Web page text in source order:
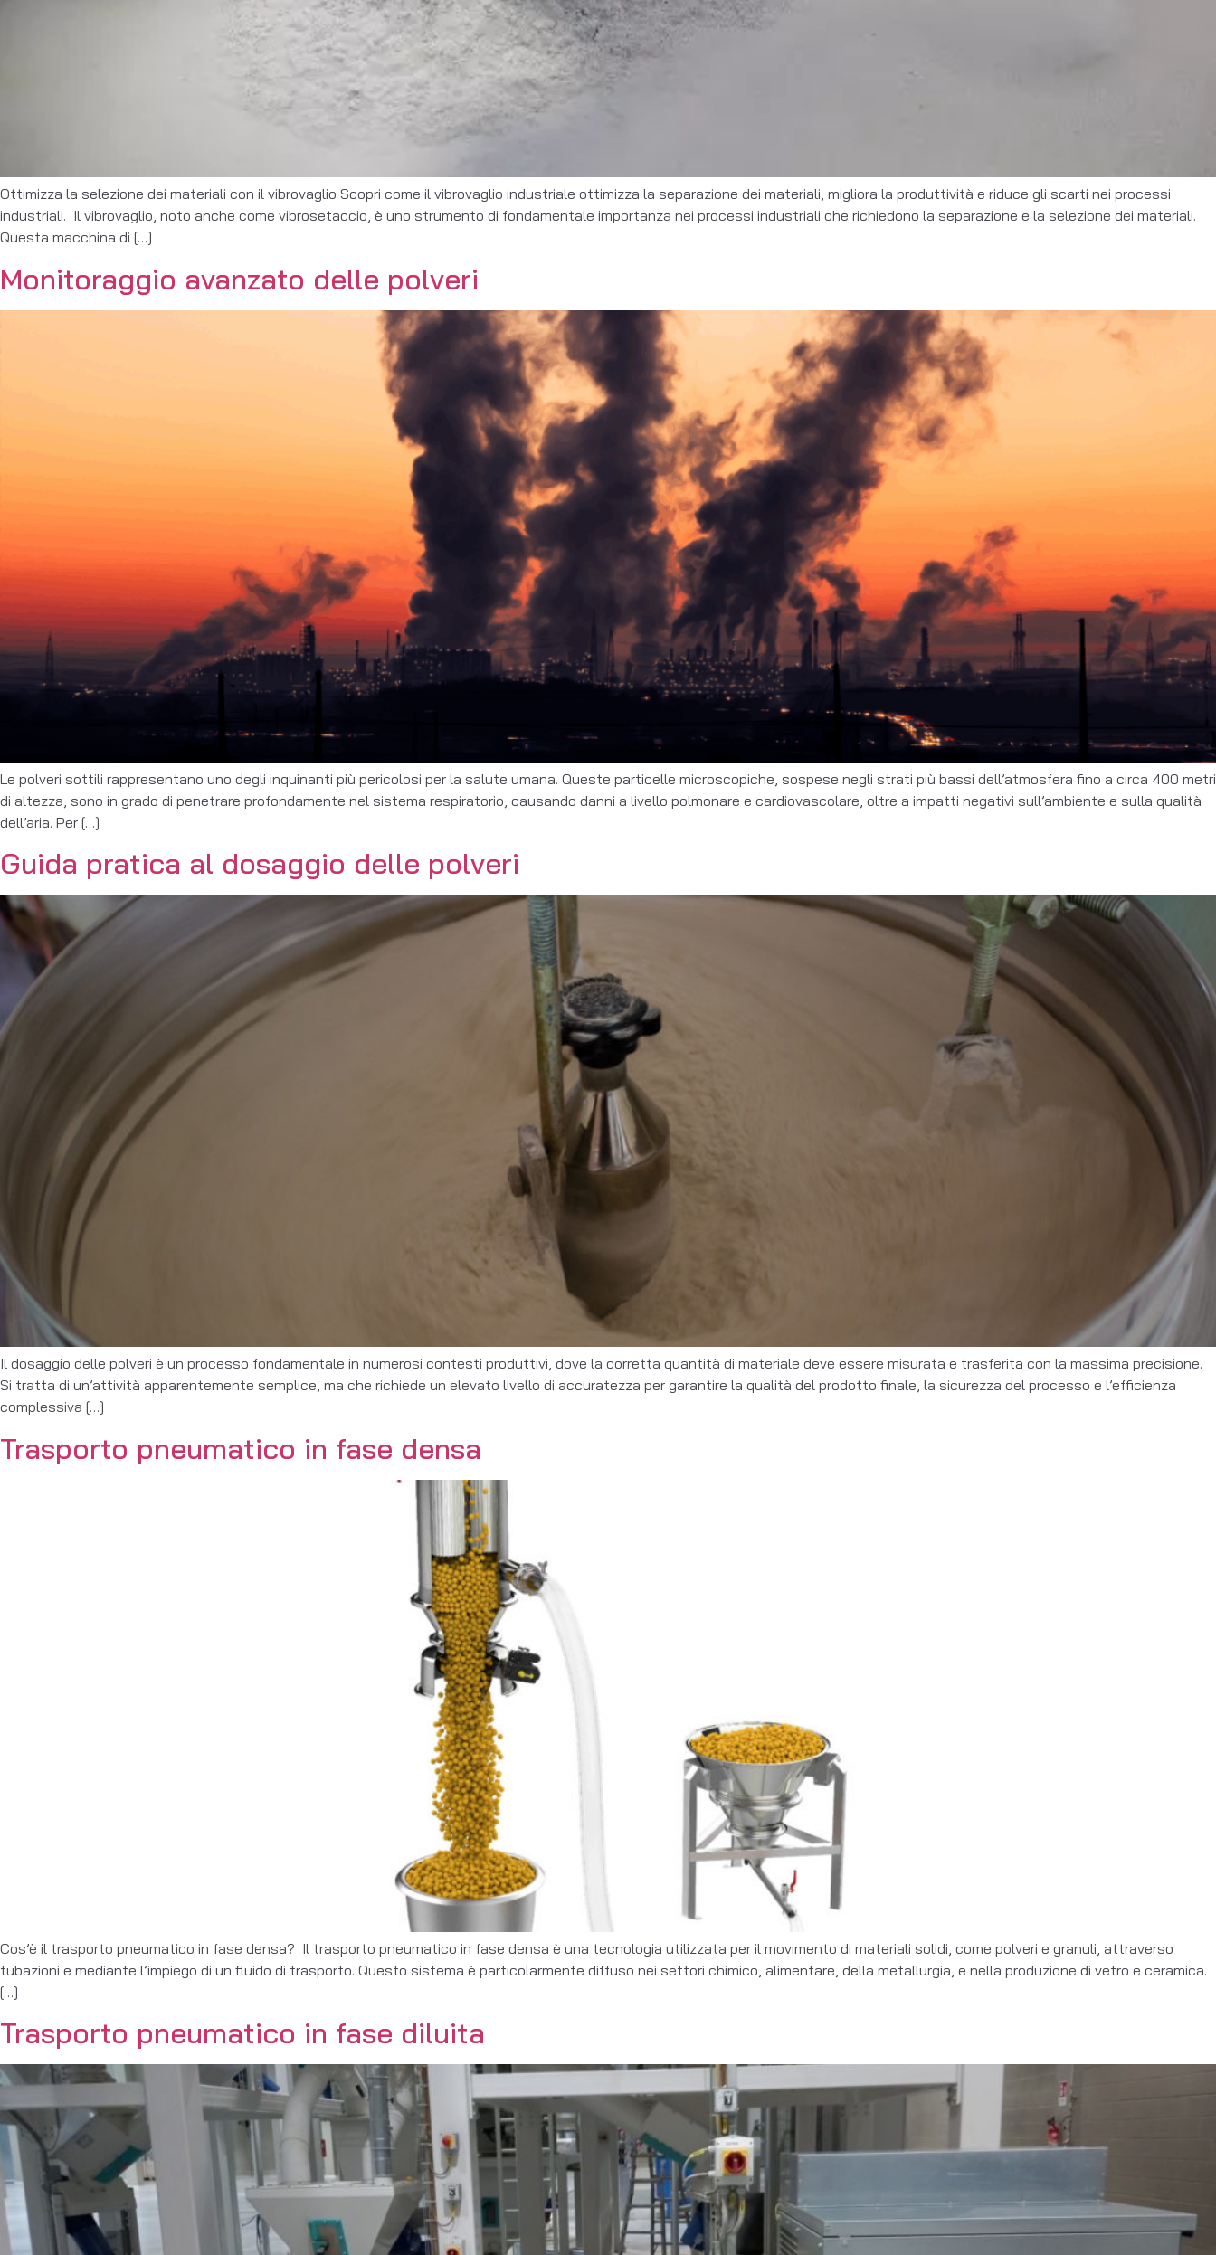
Ottimizza la selezione dei materiali con il vibrovaglio Scopri come il vibrovaglio industriale ottimizza la separazione dei materiali, migliora la produttività e riduce gli scarti nei processi
industriali. Il vibrovaglio, noto anche come vibrosetaccio, è uno strumento di fondamentale importanza nei processi industriali che richiedono la separazione e la selezione dei materiali.
Questa macchina di […]
Monitoraggio avanzato delle polveri
Le polveri sottili rappresentano uno degli inquinanti più pericolosi per la salute umana. Queste particelle microscopiche, sospese negli strati più bassi dell’atmosfera fino a circa 400 metri
di altezza, sono in grado di penetrare profondamente nel sistema respiratorio, causando danni a livello polmonare e cardiovascolare, oltre a impatti negativi sull’ambiente e sulla qualità
dell’aria. Per […]
Guida pratica al dosaggio delle polveri
Il dosaggio delle polveri è un processo fondamentale in numerosi contesti produttivi, dove la corretta quantità di materiale deve essere misurata e trasferita con la massima precisione.
Si tratta di un’attività apparentemente semplice, ma che richiede un elevato livello di accuratezza per garantire la qualità del prodotto finale, la sicurezza del processo e l’efficienza
complessiva […]
Trasporto pneumatico in fase densa
Cos’è il trasporto pneumatico in fase densa? Il trasporto pneumatico in fase densa è una tecnologia utilizzata per il movimento di materiali solidi, come polveri e granuli, attraverso
tubazioni e mediante l’impiego di un fluido di trasporto. Questo sistema è particolarmente diffuso nei settori chimico, alimentare, della metallurgia, e nella produzione di vetro e ceramica.
[…]
Trasporto pneumatico in fase diluita